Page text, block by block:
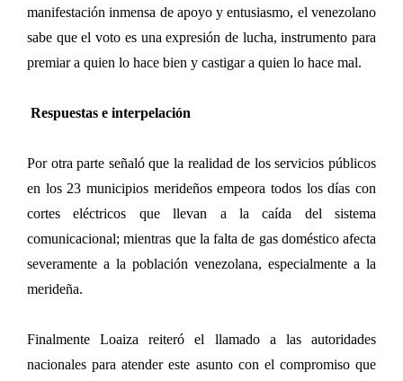
manifestación inmensa de apoyo y entusiasmo, el venezolano
sabe que el voto es una expresión de lucha, instrumento para
premiar a quien lo hace bien y castigar a quien lo hace mal.
Respuestas e interpelación
Por otra parte señaló que la realidad de los servicios públicos
en los 23 municipios merideños empeora todos los días con
cortes eléctricos que llevan a la caída del sistema
comunicacional; mientras que la falta de gas doméstico afecta
severamente a la población venezolana, especialmente a la
merideña.
Finalmente Loaiza reiteró el llamado a las autoridades
nacionales para atender este asunto con el compromiso que